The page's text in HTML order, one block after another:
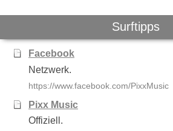
Das könnte Dich auch
Blond
Surftipps
Facebook
Netzwerk.
https://www.facebook.com/PixxMusic
Pixx Music
Offiziell.